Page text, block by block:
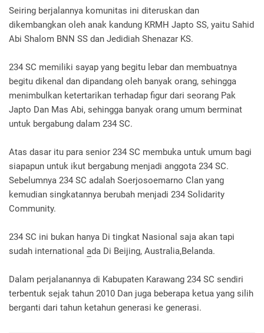
Seiring berjalannya komunitas ini diteruskan dan
dikembangkan oleh anak kandung KRMH Japto SS, yaitu Sahid
Abi Shalom BNN SS dan Jedidiah Shenazar KS.
234 SC memiliki sayap yang begitu lebar dan membuatnya
begitu dikenal dan dipandang oleh banyak orang, sehingga
menimbulkan ketertarikan terhadap figur dari seorang Pak
Japto Dan Mas Abi, sehingga banyak orang umum berminat
untuk bergabung dalam 234 SC.
Atas dasar itu para senior 234 SC membuka untuk umum bagi
siapapun untuk ikut bergabung menjadi anggota 234 SC.
Sebelumnya 234 SC adalah Soerjosoemarno Clan yang
kemudian singkatannya berubah menjadi 234 Solidarity
Community.
234 SC ini bukan hanya Di tingkat Nasional saja akan tapi
sudah international ada Di Beijing, Australia,Belanda.
Dalam perjalanannya di Kabupaten Karawang 234 SC sendiri
terbentuk sejak tahun 2010 Dan juga beberapa ketua yang silih
berganti dari tahun ketahun generasi ke generasi.